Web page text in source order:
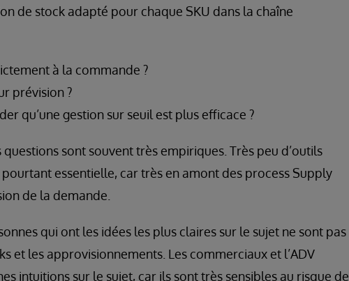
de stock adapté pour chaque SKU dans la chaîne
à la commande ?
prévision ?
qu’une gestion sur seuil est plus efficace ?
sont souvent très empiriques. Très peu d’outils
essentielle, car très en amont des process Supply
de la demande.
qui ont les idées les plus claires sur le sujet ne sont pas
et les approvisionnements. Les commerciaux et l’ADV
intuitions sur le sujet, car ils sont très sensibles au risque de